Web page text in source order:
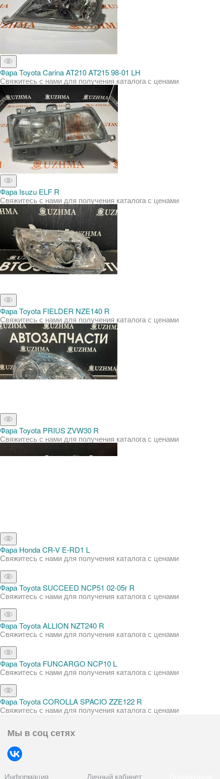
Фара Toyota Carina AT210 AT215 98-01 LH
Свяжитесь с нами для получения каталога с ценами
Фара Isuzu ELF R
Свяжитесь с нами для получения каталога с ценами
Фара Toyota FIELDER NZE140 R
Свяжитесь с нами для получения каталога с ценами
Фара Toyota PRIUS ZVW30 R
Свяжитесь с нами для получения каталога с ценами
Фара Honda CR-V E-RD1 L
Свяжитесь с нами для получения каталога с ценами
Фара Toyota SUCCEED NCP51 02-05г R
Свяжитесь с нами для получения каталога с ценами
Фара Toyota ALLION NZT240 R
Свяжитесь с нами для получения каталога с ценами
Фара Toyota FUNCARGO NCP10 L
Свяжитесь с нами для получения каталога с ценами
Фара Toyota COROLLA SPACIO ZZE122 R
Свяжитесь с нами для получения каталога с ценами
Мы в соц сетях
Информация Личный кабинет